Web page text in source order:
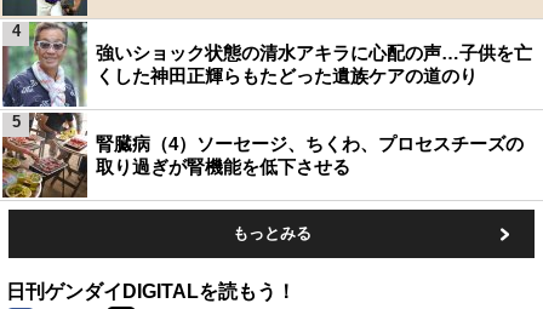
強いショック状態の清水アキラに心配の声…子供を亡
くした神田正輝らもたどった遺族ケアの道のり
4
腎臓病（4）ソーセージ、ちくわ、プロセスチーズの
取り過ぎが腎機能を低下させる
5
もっとみる
日刊ゲンダイDIGITALを読もう！